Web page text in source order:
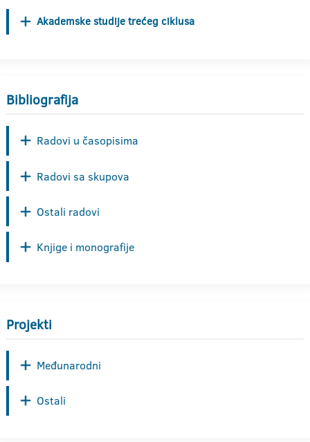
Akademske studije trećeg ciklusa
Bibliografija
Radovi u časopisima
Radovi sa skupova
Ostali radovi
Knjige i monografije
Projekti
Međunarodni
Ostali